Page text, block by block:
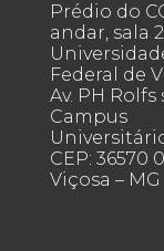
Prédio do
andar, sala
Federal de
Av. PH Rolfs
Campus
CEP: 36570
Viçosa – MG